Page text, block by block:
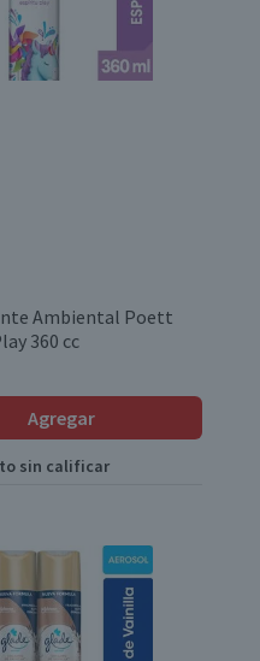
Ambiental Poett
360 cc
Agregar
sin calificar